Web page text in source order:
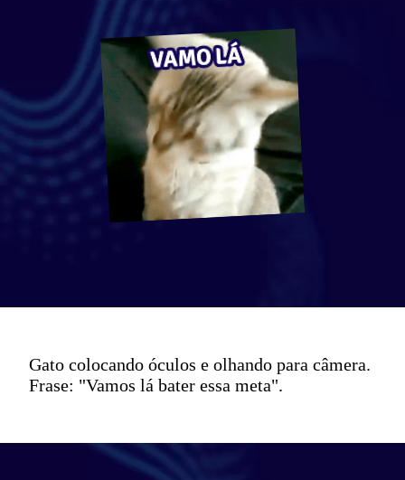
Gato colocando óculos e olhando para câmera.
Frase: "Vamos lá bater essa meta".